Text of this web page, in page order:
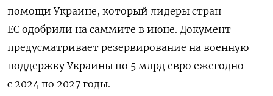
помощи Украине, который лидеры стран
ЕС одобрили на саммите в июне. Документ
предусматривает резервирование на военную
поддержку Украины по 5 млрд евро ежегодно
с 2024 по 2027 годы.